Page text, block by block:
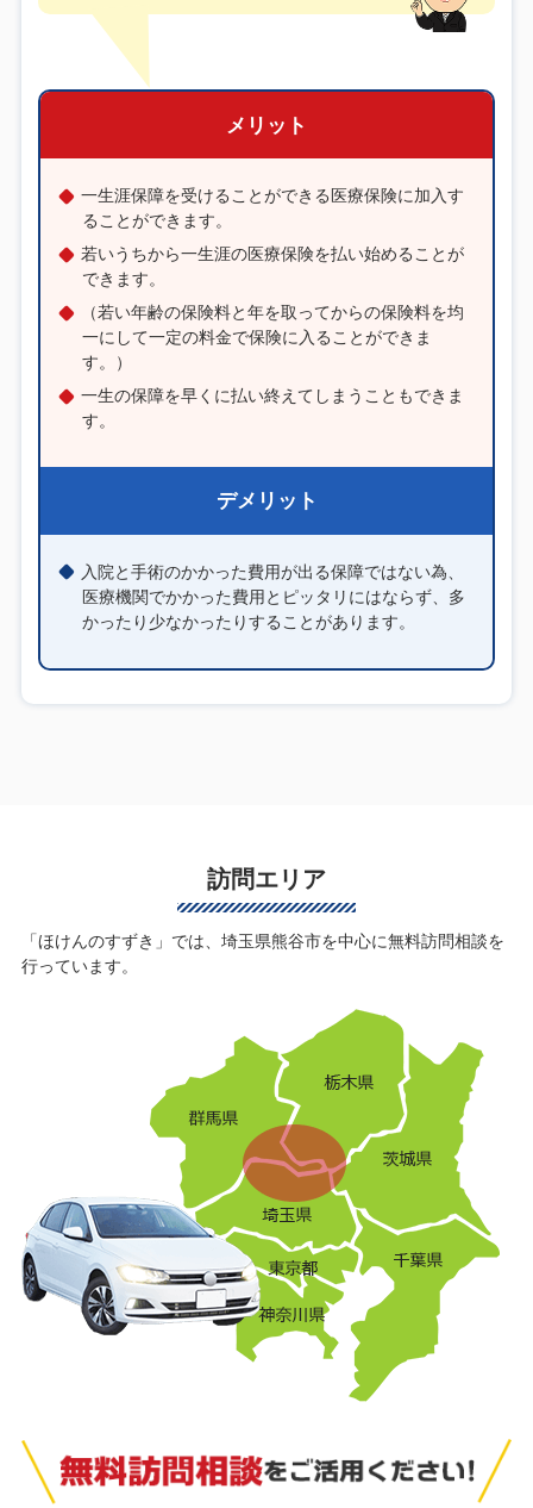
メリット
一生涯保障を受けることができる医療保険に加入す
ることができます。
若いうちから一生涯の医療保険を払い始めることが
できます。
（若い年齢の保険料と年を取ってからの保険料を均
一にして一定の料金で保険に入ることができま
す。）
一生の保障を早くに払い終えてしまうこともできま
す。
デメリット
入院と手術のかかった費用が出る保障ではない為、
医療機関でかかった費用とピッタリにはならず、多
かったり少なかったりすることがあります。
訪問エリア
「ほけんのすずき」では、埼玉県熊谷市を中心に無料訪問相談を
行っています。